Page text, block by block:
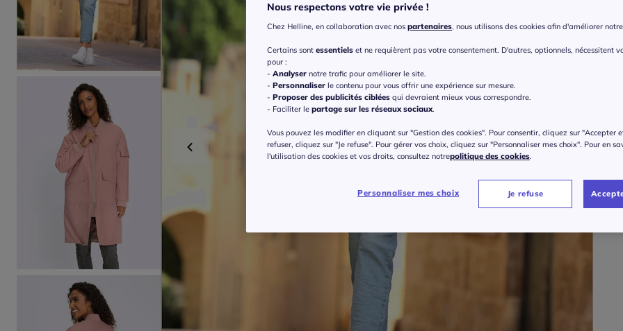
Taille :
42
44
*Dans
Nous respectons votre vie privée !
Chez Helline, en collaboration avec nos partenaires, nous utilisons des cookies afin d'améliorer
Certains sont essentiels et ne requièrent pas votre consentement. D'autres, optionnels, nécessitent
pour :
- Analyser notre trafic pour améliorer le site.
- Personnaliser le contenu pour vous offrir une expérience sur mesure.
- Proposer des publicités ciblées qui devraient mieux vous correspondre.
- Faciliter le partage sur les réseaux sociaux.
Vous pouvez les modifier en cliquant sur "Gestion des cookies". Pour consentir, cliquez sur "Accepter
refuser, cliquez sur "Je refuse". Pour gérer vos choix, cliquez sur "Personnaliser mes choix". Pour en
l'utilisation des cookies et vos droits, consultez notrepolitique des cookies.
Personnaliser mes choix Je refuse